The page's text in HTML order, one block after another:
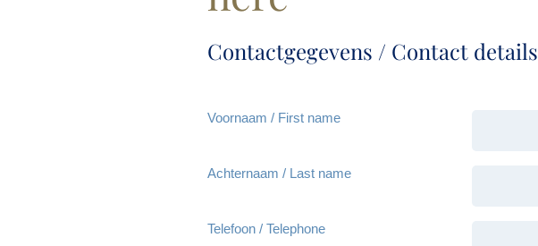
Contactgegevens / Contact details
Voornaam / First name
Achternaam / Last name
Telefoon / Telephone